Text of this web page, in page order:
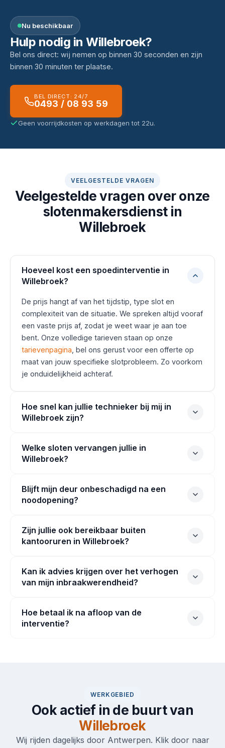
Nu beschikbaar
Hulp nodig in Willebroek?
Bel ons direct: wij nemen op binnen 30 seconden en zijn
binnen 30 minuten ter plaatse.
BEL DIRECT: 24/7
0493 / 08 93 59
Geen voorrijdkosten op werkdagen tot 22u.
VEELGESTELDE VRAGEN
Veelgestelde vragen over onze
slotenmakersdienst in
Willebroek
Hoeveel kost een spoedinterventie in
Willebroek?
De prijs hangt af van het tijdstip, type slot en
complexiteit van de situatie. We spreken altijd vooraf
een vaste prijs af, zodat je weet waar je aan toe
bent. Onze volledige tarieven staan op onze
tarievenpagina , bel ons gerust voor een offerte op
maat van jouw specifieke slotprobleem. Zo voorkom
je onduidelijkheid achteraf.
Hoe snel kan jullie technieker bij mij in
Willebroek zijn?
Welke sloten vervangen jullie in
Willebroek?
Blijft mijn deur onbeschadigd na een
noodopening?
Zijn jullie ook bereikbaar buiten
kantooruren in Willebroek?
Kan ik advies krijgen over het verhogen
van mijn inbraakwerendheid?
Hoe betaal ik na afloop van de
interventie?
WERKGEBIED
Ook actief in de buurt van
Willebroek
Wij rijden dagelijks door Antwerpen. Klik door naar